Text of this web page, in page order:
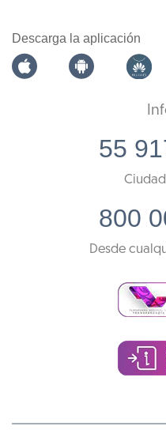
Descarga la aplicación
55
800
Desde